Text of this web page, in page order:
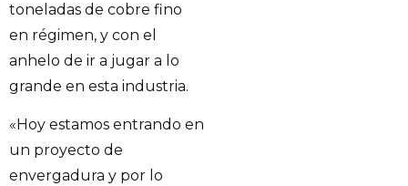
toneladas de cobre fino
en régimen, y con el
anhelo de ir a jugar a lo
grande en esta industria.
«Hoy estamos entrando en
un proyecto de
envergadura y por lo